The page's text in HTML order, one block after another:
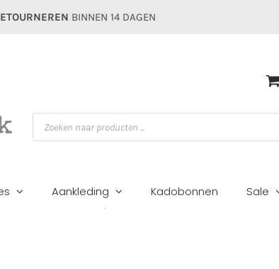
BINNEN 14 DAGEN
Producten
zoeken
Aankleding Kadobonnen Sale